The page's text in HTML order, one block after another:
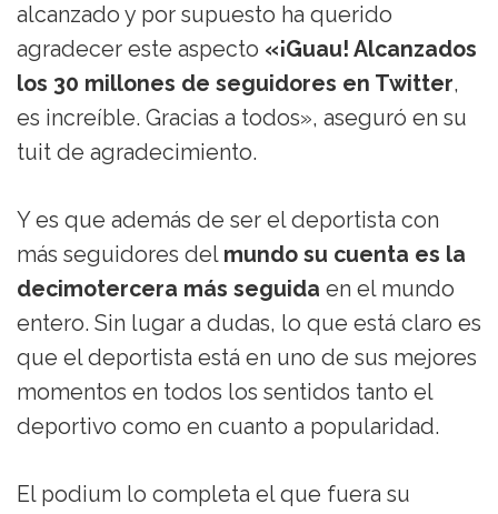
alcanzado y por supuesto ha querido
agradecer este aspecto «¡Guau! Alcanzados
los 30 millones de seguidores en Twitter,
es increíble. Gracias a todos», aseguró en su
tuit de agradecimiento.
Y es que además de ser el deportista con
más seguidores del mundo su cuenta es la
decimotercera más seguida en el mundo
entero. Sin lugar a dudas, lo que está claro es
que el deportista está en uno de sus mejores
momentos en todos los sentidos tanto el
deportivo como en cuanto a popularidad.
El podium lo completa el que fuera su